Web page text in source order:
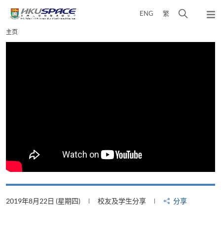
content
ENG 繁
弹
Main
content
主页
2019年8月22日 (星期四) 校友及学生分享 分享